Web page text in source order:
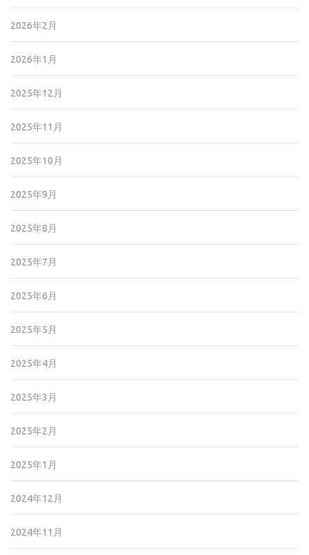
2026年2月
2026年1月
2025年12月
2025年11月
2025年10月
2025年9月
2025年8月
2025年7月
2025年6月
2025年5月
2025年4月
2025年3月
2025年2月
2025年1月
2024年12月
2024年11月